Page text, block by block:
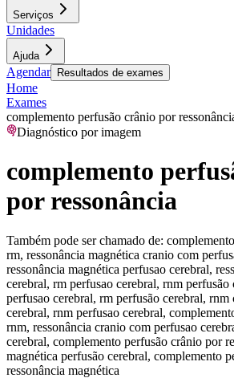
Serviços
Unidades
Ajuda
Agendar Resultados de exames
Home
Exames
complemento perfusão crânio por
Diagnóstico por imagem
complemento
por ressonância
Também pode ser chamado de:
rm, ressonância magnética cranio com
ressonância magnética perfusao cerebral,
cerebral, rm perfusao cerebral, rnm
perfusao cerebral, rm perfusão cerebral,
cerebral, rnm perfusao cerebral,
rnm, ressonância cranio com perfusao
cerebral, complemento perfusão crânio por
magnética perfusão cerebral, complemento
ressonância magnética